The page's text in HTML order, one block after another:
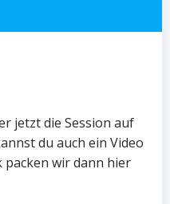
jetzt die Session auf
du auch ein Video
packen wir dann hier